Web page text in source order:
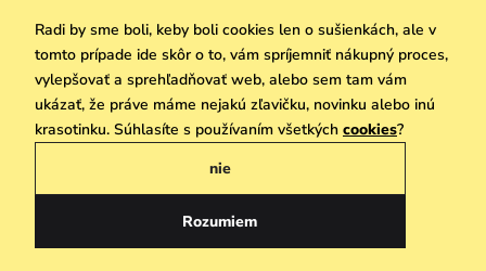
Copyright © 2026 Vuch s.r.o. Všetky práva vyhradené. Technicky zabezpečuje
Simplia.cz
Slovenčina
Radi by sme boli, keby boli cookies len o sušienkách, ale v
tomto prípade ide skôr o to, vám spríjemniť nákupný proces,
vylepšovať a sprehľadňovať web, alebo sem tam vám
ukázať, že práve máme nejakú zľavičku, novinku alebo inú
krasotinku. Súhlasíte s používaním všetkých cookies?
nie
Rozumiem